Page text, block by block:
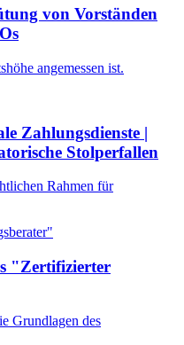
von Vorständen
angemessen ist.
Zahlungsdienste |
Stolperfallen
Rahmen für
"Zertifizierter
Grundlagen des